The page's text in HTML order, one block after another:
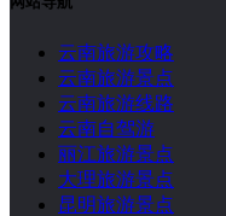
云南旅游攻略
云南旅游景点
云南旅游线路
云南自驾游
丽江旅游景点
大理旅游景点
昆明旅游景点